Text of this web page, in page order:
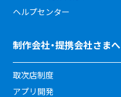
ヘルプセンター
制作会社・提携会社さまへ
取次店制度
アプリ開発